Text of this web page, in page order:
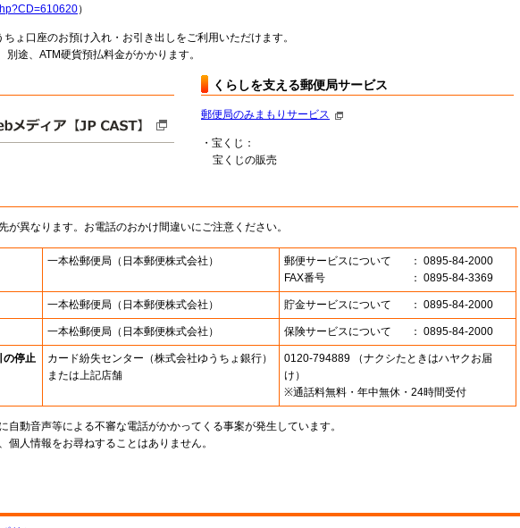
）
ょ口座のお預け入れ・お引き出しをご利用いただけます。
途、ATM硬貨預払料金がかかります。
くらしを支える郵便局サービス
郵便局のみまもりサービス
・宝くじ：
宝くじの販売
異なります。お電話のおかけ間違いにご注意ください。
一本松郵便局 （日本郵便株式会社） 郵便サービスについて
： 0895-84-2000
FAX番号
： 0895-84-3369
一本松郵便局 （日本郵便株式会社） 貯金サービスについて ： 0895-84-2000
一本松郵便局 （日本郵便株式会社） 保険サービスについて ： 0895-84-2000
の停止 カード紛失センター （株式会社ゆうちょ銀行）
または上記店舗
0120-794889 （ナクシたときはハヤクお届
け）
※通話料無料・年中無休・24時間受付
自動音声等による不審な電話がかかってくる事案が発生しています。
個人情報をお尋ねすることはありません。